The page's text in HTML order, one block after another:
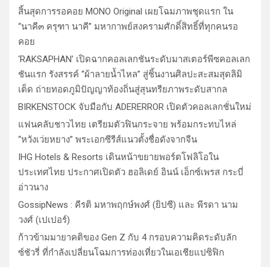
สิ้นสุดการรอคอย MONO Original เผยโฉมภาพชุดแรก ใน
“นาคี๓ ครุฑา นาคี” มหากาพย์สงครามศักดิ์สิทธิ์ที่ทุกคนรอ
คอย
‘RAKSAPHAN’ เปิดฉากคอลเลกชันระดับมาสเตอร์พีซคอลเลก
ชันแรก รังสรรค์ “ผ้าลายน้ำไหล” สู่ชิ้นงานศิลปะสะสมสุดลิมิ
เต็ด ถ่ายทอดภูมิปัญญาท้องถิ่นสู่สุนทรียภาพระดับสากล
BIRKENSTOCK จับมือกับ ADERERROR เปิดตัวคอลเลกชั่นใหม่
แฟนคลับชาวไทย เตรียมตัวฟินกระจาย พร้อมกระทบไหล่
“หวังเว่ยหยาง” พระเอกซีรีส์แนวตั้งชื่อดังจากจีน
IHG Hotels & Resorts เดินหน้าขยายพอร์ตโฟลิโอใน
ประเทศไทย ประกาศเปิดตัว ฮอลิเดย์ อินน์ เอ็กซ์เพรส กระบี่
อ่าวนาง
GossipNews : คีรติ มหาพฤกษ์พงศ์ (ยิปซี) และ พีรดา นาม
วงศ์ (เปเปอร์)
ก้าวข้ามมายาคติของ Gen Z กับ 4 กรอบความคิดระดับลัก
ซ์ชัวรี่ ที่กำลังเปลี่ยนโฉมการท่องเที่ยวในเอเชียแปซิฟิก